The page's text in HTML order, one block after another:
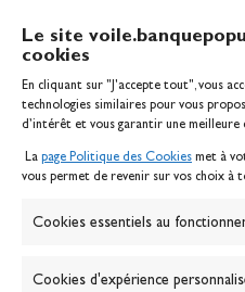
Le site
cookies
En cliquant sur "J'accepte tout", vous
technologies similaires pour vous
d’intérêt et vous garantir une meilleure
La page Politique des Cookies met à
vous permet de revenir sur vos choix à
Cookies essentiels au
Cookies d'expérience
Inscription
Contact
Politique des
Banque de la voile
Passion Voile TV